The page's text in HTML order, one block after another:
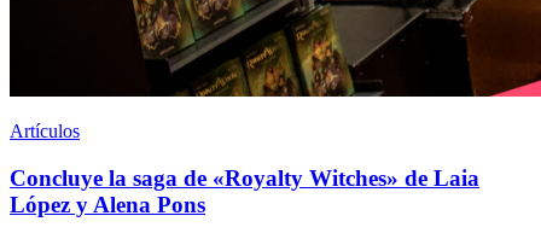
Artículos
Concluye la saga de «Royalty Witches» de Laia
López y Alena Pons